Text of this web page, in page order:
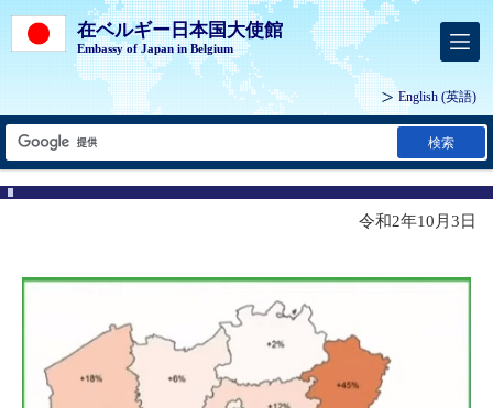
在ベルギー日本国大使館
Embassy of Japan in Belgium
English (英語)
検索
令和2年10月3日